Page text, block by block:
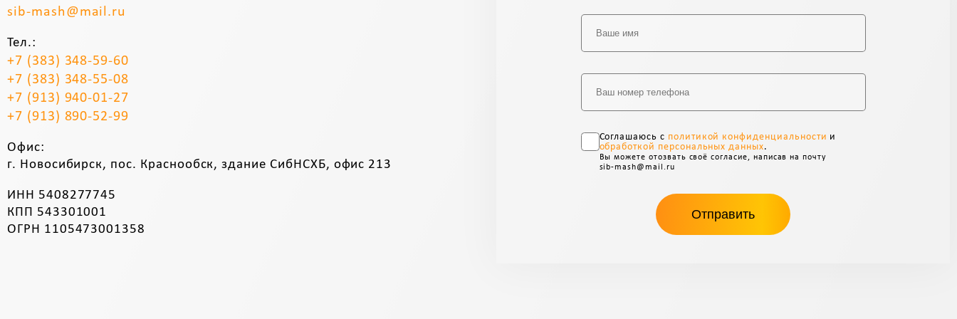
sib-mash@mail.ru
Тел.:
+7 (383) 348-59-60
+7 (383) 348-55-08
+7 (913) 940-01-27
+7 (913) 890-52-99
Офис:
г. Новосибирск, пос. Краснообск, здание СибНСХБ, офис 213
ИНН 5408277745
КПП 543301001
ОГРН 1105473001358
Соглашаюсь с политикой конфиденциальности и
обработкой персональных данных.
Вы можете отозвать своё согласие, написав на почту
sib-mash@mail.ru